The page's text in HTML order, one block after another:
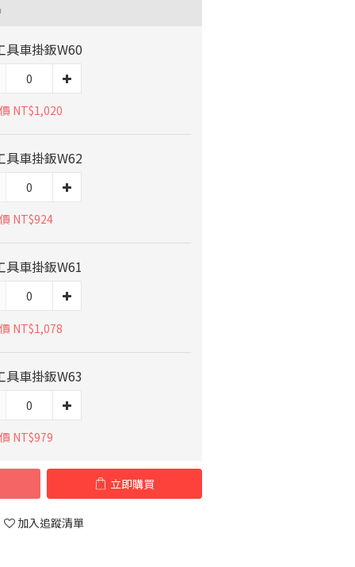
具車掛鈑W60
NT$1,020
具車掛鈑W62
NT$924
具車掛鈑W61
NT$1,078
具車掛鈑W63
NT$979
立即購買
加入追蹤清單